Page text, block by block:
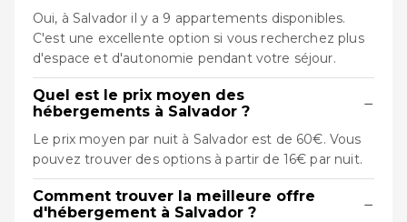
Oui, à Salvador il y a 9 appartements disponibles.
C'est une excellente option si vous recherchez plus
d'espace et d'autonomie pendant votre séjour.
Quel est le prix moyen des
hébergements à Salvador ?
−
Le prix moyen par nuit à Salvador est de 60€. Vous
pouvez trouver des options à partir de 16€ par nuit.
Comment trouver la meilleure offre
d'hébergement à Salvador ?
−